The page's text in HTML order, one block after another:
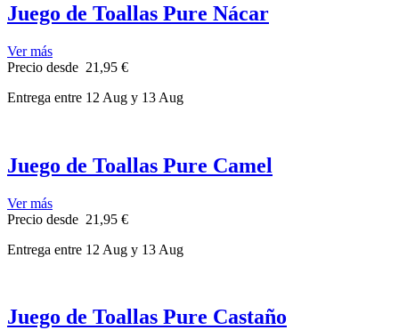
Juego de Toallas Pure Nácar
Ver más
Precio desde 21,95 €
Entrega entre 12 Aug y 13 Aug
Juego de Toallas Pure Camel
Ver más
Precio desde 21,95 €
Entrega entre 12 Aug y 13 Aug
Juego de Toallas Pure Castaño